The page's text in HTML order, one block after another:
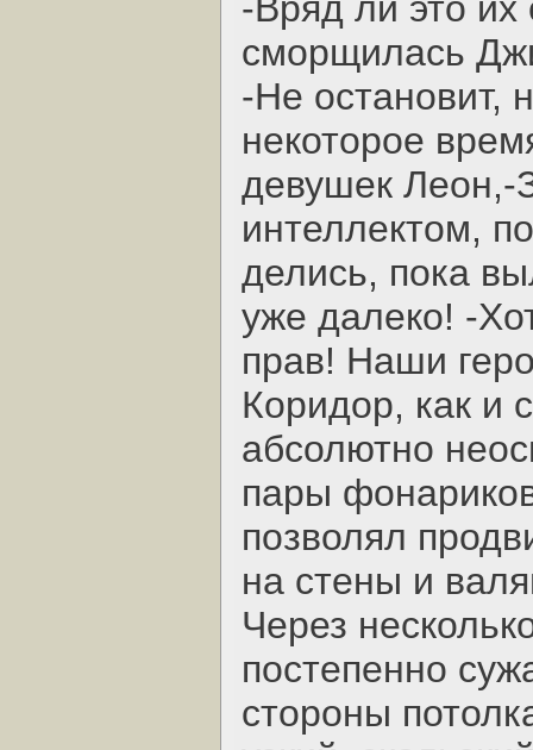
сморщилась
-Не остановит,
некоторое
девушек Леон,-
интеллектом,
делись, пока
уже далеко! -
прав! Наши
Коридор, как и
абсолютно
пары
позволял
на стены и
Через
постепенно
стороны